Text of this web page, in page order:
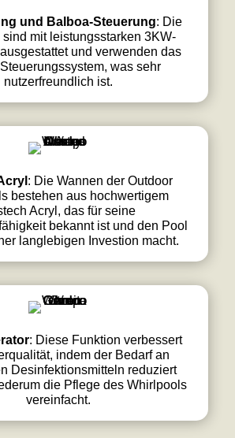
und Balboa-Steuerung: Die
mit leistungsstarken 3KW-
und verwenden das
was sehr
nutzerfreundlich ist.
: Die Wannen der Outdoor
bestehen aus hochwertigem
Acryl, das für seine
bekannt ist und den Pool
langlebigen Investion macht.
: Diese Funktion verbessert
indem der Bedarf an
Desinfektionsmitteln reduziert
die Pflege des Whirlpools
vereinfacht.